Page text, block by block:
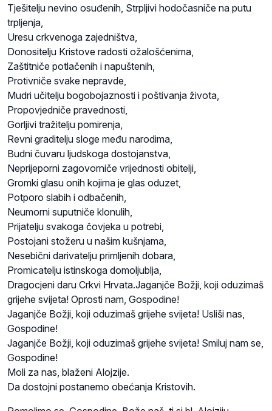
Tješitelju nevino osuđenih, Strpljivi hodočasniče na putu
trpljenja,
Uresu crkvenoga zajedništva,
Donositelju Kristove radosti ožalošćenima,
Zaštitniče potlačenih i napuštenih,
Protivniče svake nepravde,
Mudri učitelju bogobojaznosti i poštivanja života,
Propovjedniče pravednosti,
Gorljivi tražitelju pomirenja,
Revni graditelju sloge među narodima,
Budni čuvaru ljudskoga dostojanstva,
Neprijeporni zagovorniče vrijednosti obitelji,
Gromki glasu onih kojima je glas oduzet,
Potporo slabih i odbačenih,
Neumorni suputniče klonulih,
Prijatelju svakoga čovjeka u potrebi,
Postojani stožeru u našim kušnjama,
Nesebični darivatelju primljenih dobara,
Promicatelju istinskoga domoljublja,
Dragocjeni daru Crkvi Hrvata.Jaganjče Božji, koji oduzimaš
grijehe svijeta! Oprosti nam, Gospodine!
Jaganjče Božji, koji oduzimaš grijehe svijeta! Usliši nas,
Gospodine!
Jaganjče Božji, koji oduzimaš grijehe svijeta! Smiluj nam se,
Gospodine!
Moli za nas, blaženi Alojzije.
Da dostojni postanemo obećanja Kristovih.